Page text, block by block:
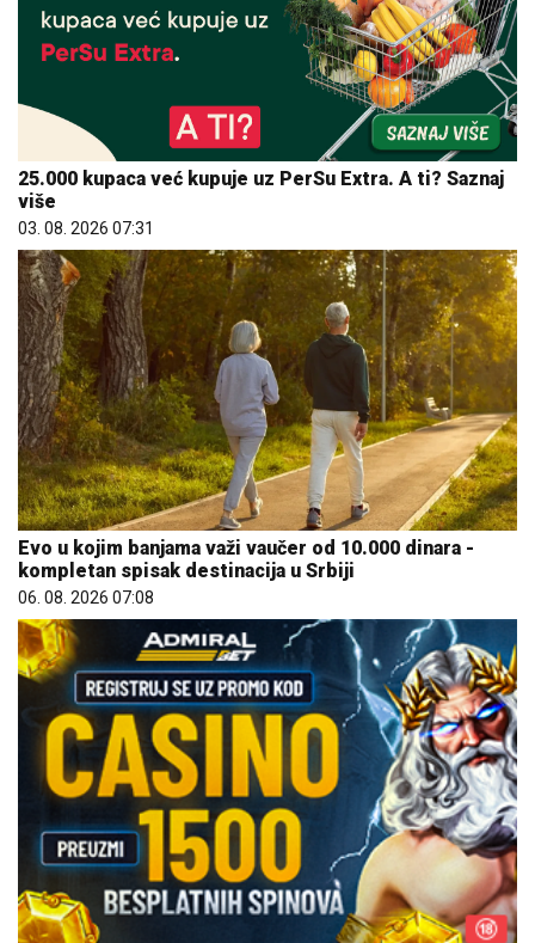
25.000 kupaca već kupuje uz PerSu Extra. A ti? Saznaj
više
03. 08. 2026 07:31
Evo u kojim banjama važi vaučer od 10.000 dinara -
kompletan spisak destinacija u Srbiji
06. 08. 2026 07:08